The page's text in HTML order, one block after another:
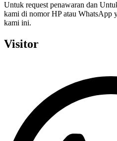
Untuk request penawaran dan
kami di nomor HP atau WhatsApp
kami ini.
Visitor